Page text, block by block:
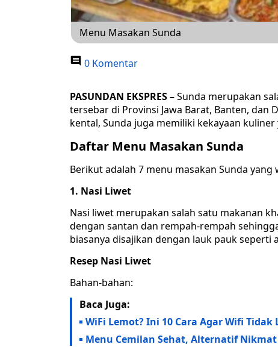
Menu Masakan Sunda
0 Komentar
PASUNDAN EKSPRES –Sunda merupakan
tersebar di Provinsi Jawa Barat, Banten, dan
kental, Sunda juga memiliki kekayaan
Daftar Menu Masakan Sunda
Berikut adalah 7 menu masakan Sunda yang
1. Nasi Liwet
Nasi liwet merupakan salah satu makanan
dengan santan dan rempah-rempah
biasanya disajikan dengan lauk pauk seperti
Resep Nasi Liwet
Bahan-bahan:
Baca Juga:
WiFi Lemot? Ini 10 Cara Agar Wifi
Menu Cemilan Sehat, Alternatif